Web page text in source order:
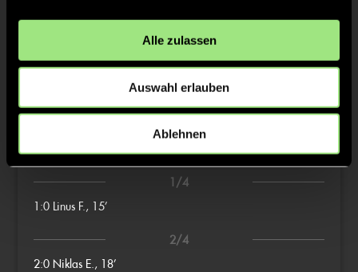
Alle zulassen
Auswahl erlauben
Ablehnen
Tore & Karten
1/4
1:0 Linus F., 15’
2/4
2:0 Niklas E., 18’